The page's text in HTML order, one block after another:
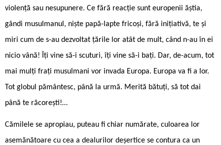
violență sau nesupunere. Ce fără reacție sunt europenii ăștia,
gândi musulmanul, niște papă-lapte fricoși, fără inițiativă, te și
miri cum de s-au dezvoltat țările lor atât de mult, când n-au în ei
nicio vână! Îți vine să-i scuturi, îți vine să-i bați. Dar, de-acum, tot
mai mulți frați musulmani vor invada Europa. Europa va fi a lor.
Tot globul pământesc, până la urmă. Merită bătuți, să tot dai
până te răcorești!…
Cămilele se apropiau, puteau fi chiar numărate, culoarea lor
asemănătoare cu cea a dealurilor deșertice se contura ca un